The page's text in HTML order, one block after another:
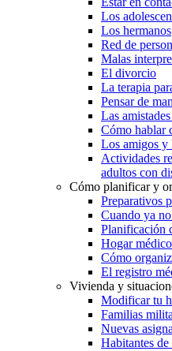
Los
Los hermanos
Red de
Malas
El divorcio
La terapia
Pensar de
Las
Cómo hablar
Los amigos y
Actividades
adultos con
Cómo planificar y
Preparativos
Cuando ya
Planificación
Hogar médico
Cómo
El registro
Vivienda y
Modificar tu
Familias
Nuevas
Habitantes de